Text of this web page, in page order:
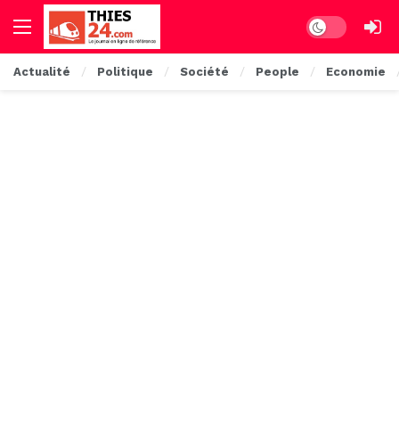
Dark mode
Actualité Politique Société People Economie